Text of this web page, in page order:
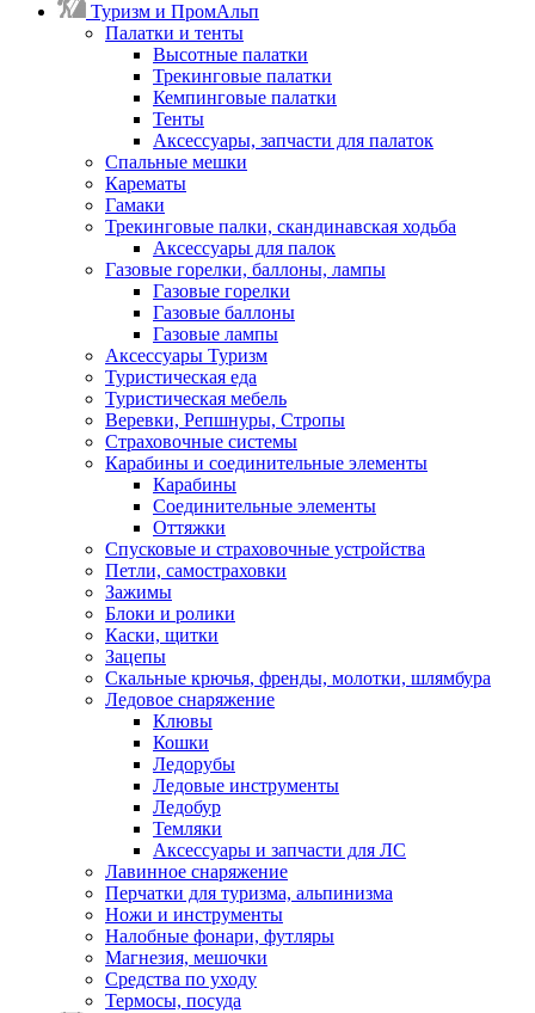
Туризм и ПромАльп
Палатки и тенты
Высотные палатки
Трекинговые палатки
Кемпинговые палатки
Тенты
Аксессуары, запчасти для палаток
Спальные мешки
Карематы
Гамаки
Трекинговые палки, скандинавская ходьба
Аксессуары для палок
Газовые горелки, баллоны, лампы
Газовые горелки
Газовые баллоны
Газовые лампы
Аксессуары Туризм
Туристическая еда
Туристическая мебель
Веревки, Репшнуры, Стропы
Страховочные системы
Карабины и соединительные элементы
Карабины
Соединительные элементы
Оттяжки
Спусковые и страховочные устройства
Петли, самостраховки
Зажимы
Блоки и ролики
Каски, щитки
Зацепы
Скальные крючья, френды, молотки, шлямбура
Ледовое снаряжение
Клювы
Кошки
Ледорубы
Ледовые инструменты
Ледобур
Темляки
Аксессуары и запчасти для ЛС
Лавинное снаряжение
Перчатки для туризма, альпинизма
Ножи и инструменты
Налобные фонари, футляры
Магнезия, мешочки
Средства по уходу
Термосы, посуда